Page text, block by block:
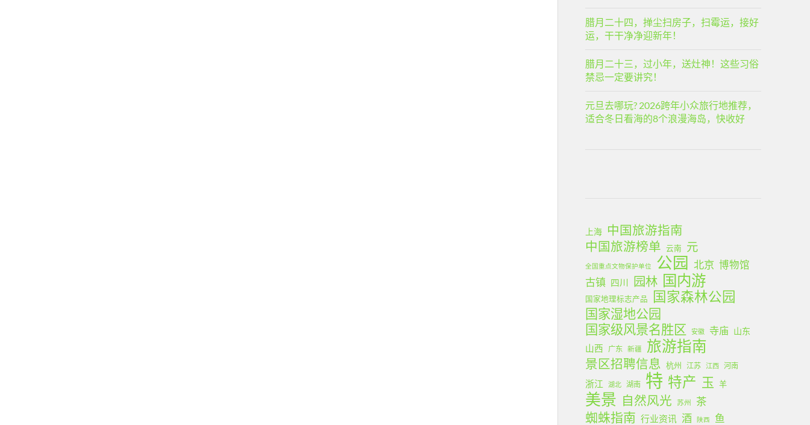
腊月二十四，掸尘扫房子，扫霉运，接好
运，干干净净迎新年！
腊月二十三，过小年，送灶神！这些习俗
禁忌一定要讲究！
元旦去哪玩? 2026跨年小众旅行地推荐，
适合冬日看海的8个浪漫海岛，快收好
上海
中国旅游指南
中国旅游榜单 云南 元
全国重点文物保护单位 公园 北京 博物馆
古镇 四川 园林 国内游
国家地理标志产品 国家森林公园
国家湿地公园
国家级风景名胜区
安徽 寺庙 山东
山西 广东 新疆 旅游指南
景区招聘信息 杭州 江苏 江西 河南
浙江 湖北 湖南 特 特产 玉 羊
美景 自然风光 苏州 茶
蜘蛛指南 行业资讯 酒 陕西 鱼